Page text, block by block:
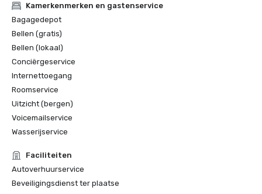
Kamerkenmerken en gastenservice
Bagagedepot
Bellen (gratis)
Bellen (lokaal)
Conciërgeservice
Internettoegang
Roomservice
Uitzicht (bergen)
Voicemailservice
Wasserijservice
Faciliteiten
Autoverhuurservice
Beveiligingsdienst ter plaatse